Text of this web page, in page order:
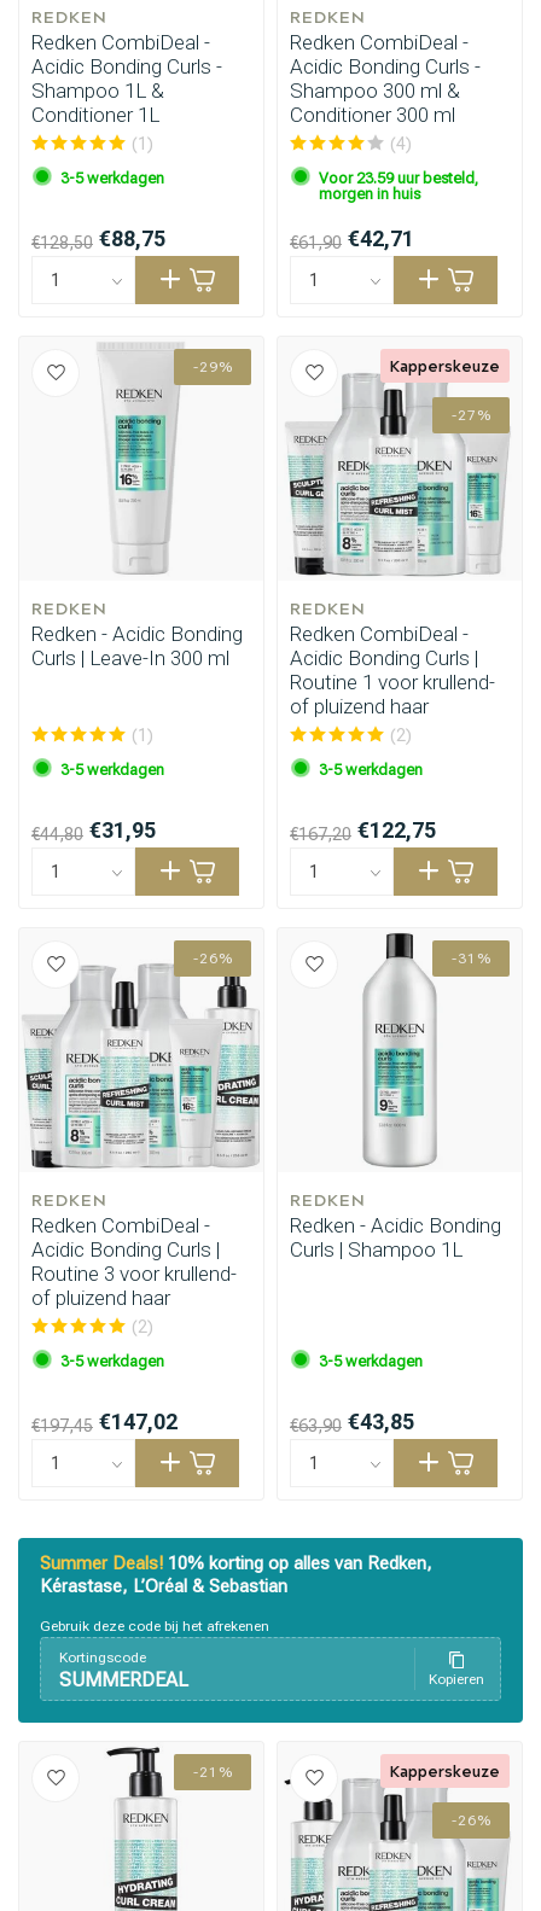
Haarstyling Haarkleuring
REDKEN
Redken CombiDeal -
Acidic Bonding Curls -
Shampoo 1L &
Conditioner 1L
(1)
3-5 werkdagen
€128,50 €88,75
REDKEN
Redken CombiDeal -
Acidic Bonding Curls -
Shampoo 300 ml &
Conditioner 300 ml
(4)
Voor 23.59 uur besteld,
morgen in huis
€61,90 €42,71
-29%
REDKEN
Redken - Acidic Bonding
Curls | Leave-In 300 ml
(1)
3-5 werkdagen
€44,80 €31,95
-27%
REDKEN
Redken CombiDeal -
Acidic Bonding Curls |
Routine 1 voor krullend-
of pluizend haar
(2)
3-5 werkdagen
€167,20 €122,75
Kapperskeuze
-26%
REDKEN
Redken CombiDeal -
Acidic Bonding Curls |
Routine 3 voor krullend-
of pluizend haar
(2)
3-5 werkdagen
€197,45 €147,02
-31%
REDKEN
Redken - Acidic Bonding
Curls | Shampoo 1L
3-5 werkdagen
€63,90 €43,85
Summer Deals! 10% korting op alles van Redken,
Kérastase, L’Oréal & Sebastian
Gebruik deze code bij het afrekenen
Kortingscode
SUMMERDEAL Kopieren
-21%
-26%
Kapperskeuze